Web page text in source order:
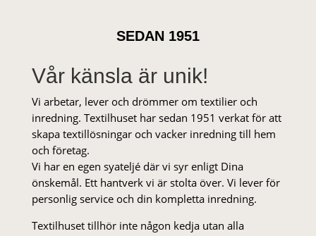
SEDAN 1951
Vår känsla är unik!
Vi arbetar, lever och drömmer om textilier och
inredning. Textilhuset har sedan 1951 verkat för att
skapa textillösningar och vacker inredning till hem
och företag.
Vi har en egen syateljé där vi syr enligt Dina
önskemål. Ett hantverk vi är stolta över. Vi lever för
personlig service och din kompletta inredning.
Textilhuset tillhör inte någon kedja utan alla